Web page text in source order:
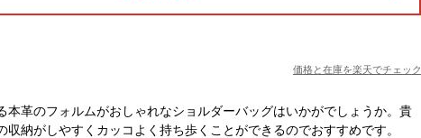
価格と在庫を楽天でチェック
本革のフォルムがおしゃれなショルダーバッグはいかがでしょうか。貴
収納がしやすくカッコよく持ち歩くことができるのでおすすめです。